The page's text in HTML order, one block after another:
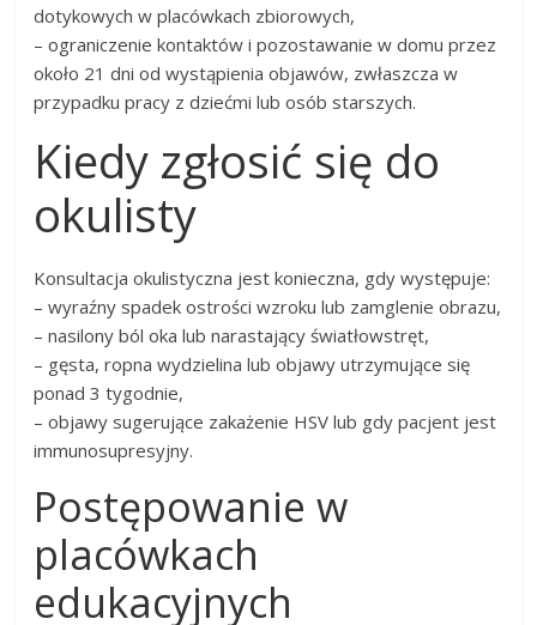
dotykowych w placówkach zbiorowych,
– ograniczenie kontaktów i pozostawanie w domu przez
około 21 dni od wystąpienia objawów, zwłaszcza w
przypadku pracy z dziećmi lub osób starszych.
Kiedy zgłosić się do
okulisty
Konsultacja okulistyczna jest konieczna, gdy występuje:
– wyraźny spadek ostrości wzroku lub zamglenie obrazu,
– nasilony ból oka lub narastający światłowstręt,
– gęsta, ropna wydzielina lub objawy utrzymujące się
ponad 3 tygodnie,
– objawy sugerujące zakażenie HSV lub gdy pacjent jest
immunosupresyjny.
Postępowanie w
placówkach
edukacyjnych